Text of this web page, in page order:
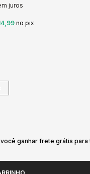
juros
no pix
ganhar frete grátis para